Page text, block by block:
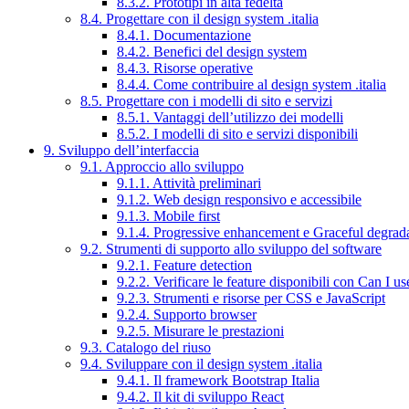
8.4. Progettare con il design system .italia
8.4.1. Documentazione
8.4.2. Benefici del design system
8.4.3. Risorse operative
8.4.4. Come contribuire al design system .italia
8.5. Progettare con i modelli di sito e servizi
8.5.1. Vantaggi dell’utilizzo dei modelli
8.5.2. I modelli di sito e servizi disponibili
9. Sviluppo dell’interfaccia
9.1. Approccio allo sviluppo
9.1.1. Attività preliminari
9.1.2. Web design responsivo e accessibile
9.1.3. Mobile first
9.1.4. Progressive enhancement e Graceful
9.2. Strumenti di supporto allo sviluppo del software
9.2.1. Feature detection
9.2.2. Verificare le feature disponibili con Can I
9.2.3. Strumenti e risorse per CSS e JavaScript
9.2.4. Supporto browser
9.2.5. Misurare le prestazioni
9.3. Catalogo del riuso
9.4. Sviluppare con il design system .italia
9.4.1. Il framework Bootstrap Italia
9.4.2. Il kit di sviluppo React